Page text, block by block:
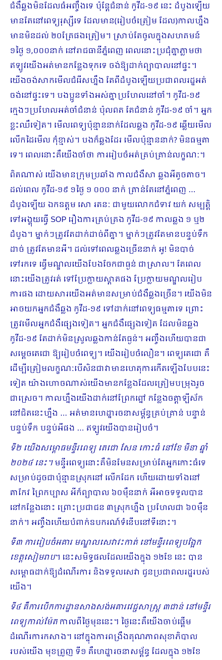
ជំងឺឆ្លងមិនដែលធំអញ្ចឹងទេ ប៉ុន្តែជំនាន់ កូវីដ-១៩ នេះ ដំបូងឡើយ
មានតែនៅពេទ្យរុស្សីទេ ដែលមាន(រៀបចំត្រៀម ដែល)កាលហ្នឹង
មានមិនដល់ ២០គ្រែផងត្រៀម។ ស្រាប់តែចូលក្នុងសហគមន៍
១ថ្ងៃ ១,០០០នាក់ នៅរាជធានីភ្នំពេញ ពេលនោះប្រជុំគ្នាភ្លាមថា
ឥឡូវយើងអត់មានកន្លែងទុកទេ ចង់ឱ្យដាក់ព្យាបាលនៅផ្ទះ។
យើងចង់សាកមើលជំរើសហ្នឹង តែពីដំបូងឡើយប្រជាពលរដ្ឋអត់
ចង់នៅផ្ទះទេ។ បងប្អូនទាំងអស់គ្នាប្រហែលនៅចាំ។ កូវីដ-១៩
ក្មេងៗប្រហែលអត់ចាំជំនាន់ ប៉ុលពត តែជំនាន់ កូវីដ-១៩ ចាំ។ អ្នក
ខ្លះឈឺទៀត។ មើលពេទ្យប៉ុន្មាននាក់ដែលឆ្លង កូវីដ-១៩ ឆ្លើយមើល
លើកដៃមើល កុំខ្មាស់។ បងក៏ឆ្លងដែរ មើលប៉ុន្មាននាក់? មិនធម្មតា
ទេ។ ពេលនោះគឺយើងចាំថា ការរៀបចំអត់គ្រប់គ្រាន់លក្ខណៈ។
ពិតណាស់ យើងមានក្រុមប្រឆាំង កាលជំងឺសា ឆ្លងអីតូចតាច។
ដល់ពេល កូវីដ-១៩ ១ថ្ងៃ ១ ០០០ នាក់ គ្រាន់តែនៅភ្នំពេញ …
ដំបូងឡើយ ឯកឧត្តម សោ រតនៈ ជាមួយលោកជំទាវ យក់ សម្បត្តិ
ទៅអង្គុយធ្វើ SOP រឿងការគ្រប់គ្រង កូវីដ-១៩ កាលឆ្លង ១ ឬ២
ដំបូង។ ម្នាក់ៗត្រូវតែដាក់ដាច់ពីគ្នា។ ម្នាក់ៗត្រូវតែមានបន្ទប់ទឹក
ដាច់ ត្រូវតែមានអី។ ដល់ទៅពេលឆ្លងច្រើននាក់ អូ! មិនបាច់
ទៅរកទេ ធ្វើមណ្ឌលយើងបែងចែកជាធ្ងន់ ជាស្រាល។ តែពេល
នោះយើងត្រូវរត់ ទៅប្រែក្លាយស្តាតផង ប្រែក្លាយមណ្ឌលរៀប
ការផង ដោយសារយើងអត់មានសម្រាប់ជំងឺឆ្លងច្រើន។ យើងមិន
អាចយកអ្នកជំងឺឆ្លង កូវីដ-១៩ ទៅដាក់នៅពេទ្យធម្មតាទេ ព្រោះ
ត្រូវមើលអ្នកជំងឺផ្សេងទៀត។ អ្នកជំងឺផ្សេងទៀត ដែលមិនឆ្លង
កូវីដ-១៩ តែដាក់មិនស្រួលឆ្លងកាន់តែធ្ងន់។ អញ្ចឹងហើយបានជា
សម្តេចតេជោ ឱ្យរៀបចំពេទ្យ។ យើងរៀបចំលឿន។ ពេទ្យតេជោ គឺ
ដើម្បីត្រៀមលក្ខណៈបើសិនជាវាមានហេតុការកើតឡើងបែបនេះ
ទៀត យ៉ាងហោចណាស់យើងមានកន្លែងដែលត្រៀមបម្រុងរួច
ជាស្រេច។ កាលហ្នឹងយើងដាក់នៅព្រែកព្នៅ កន្លែងចត្តាឡីស័ក
នៅជិតនេះហ្នឹង … អត់មានហេដ្ឋារចនាសម្ព័ន្ធគ្រប់គ្រាន់ បន្ទាន់
បន្ទប់ទឹក បន្ទប់អីផង … ឥឡូវយើងបានរៀបចំ។
ទី២ យើងសម្ពោធមន្ទីរពេទ្យ តេជោ សែន កោះធំ នៅខែ មីនា ឆ្នាំ
២០២៤ នេះ។មន្ទីរពេទ្យនោះគឺមិនមែនសម្រាប់តែអ្នកកោះធំទេ
សម្រាប់ដូចជាប៉ុន្មានស្រុកនៅ លើកដែក ហើយដោយទាំងនៅ
តាកែវ ព្រៃកប្បាស អីក៏ព្យាបាល ៦០ម៉ឺននាក់ អីអាចទទួលបាន
នៅកន្លែងនោះ ព្រោះប្រជាជន ៣ស្រុកហ្នឹង ប្រហែលជា ៦០ម៉ឺន
នាក់។ អញ្ចឹងហើយបំពាក់ឧបករណ៍ទំនើបនៅទីនោះ។
ទី៣ ការរៀបចំអគារ មណ្ឌលសេវាវះកាត់ នៅមន្ទីរពេទ្យបង្អែក
ខេត្តសៀមរាប។ នេះសមិទ្ធផលដែលយើងក្នុង ១២ខែ នេះ បាន
សម្ពោធដាក់ឱ្យដំណើរការ និងទទួលសេវា ជូនប្រជាពលរដ្ឋរបស់
យើង។
ទី៤ គឺការបើកការដ្ឋានសាងសង់អគារវេជ្ជសាស្ត្រ ៣ជាន់ នៅមន្ទីរ
ពេទ្យកាល់ម៉ែតកាលពីថ្ងៃមុននេះ។ ថ្ងៃនេះគឺយើងចាប់ផ្តើម
ដំណើរការកសាង។ នៅក្នុងការពង្រឹងគុណភាពសុខាភិបាល
របស់យើង មុខព្រួញ ទី១ គឺហេដ្ឋារចនាសម្ព័ន្ធ ដែលក្នុង ១២ខែ